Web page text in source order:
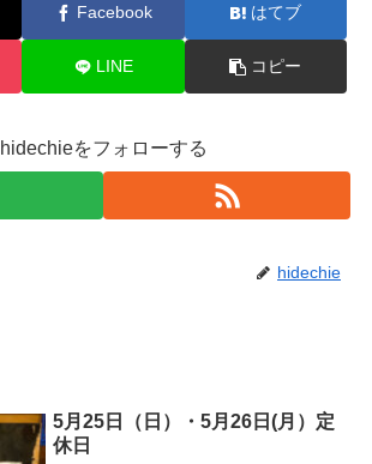
Facebook はてブ
LINE コピー
hidechieをフォローする
hidechie
5月25日（日）・5月26日(月）定
休日